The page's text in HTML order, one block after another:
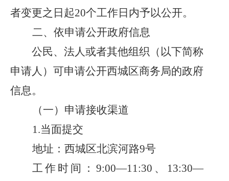
者变更之日起20个工作日内予以公开。
二、依申请公开政府信息
公民、法人或者其他组织（以下简称
申请人）可申请公开西城区商务局的政府
信息。
（一）申请接收渠道
1.当面提交
地址：西城区北滨河路9号
工作时间： 9:00—11:30 、 13:30—